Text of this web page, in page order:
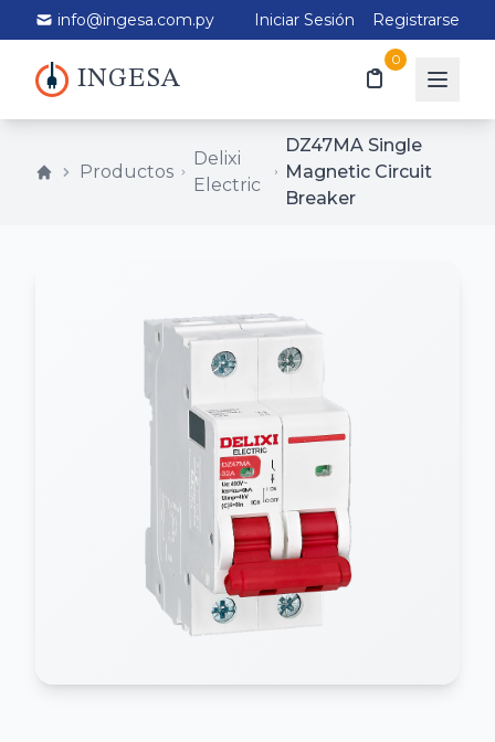
info@ingesa.com.py Iniciar Sesión Registrarse
INGESA
0
Productos
Delixi
Electric
DZ47MA Single
Magnetic Circuit
Breaker